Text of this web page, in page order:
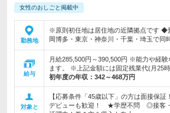
女性のおしごと掲載中
勤務地
※原則初任地は居住地の近隣拠点です ◆
岡博多・東京・神奈川・千葉・埼玉で同
給与
月給285,500円～390,500円 ※能力や経験
ます。 ※上記金額には固定残業代(月25
初年度の年収： 342～468万円
対象と
【応募条件「45歳以下」の方は面接保
デビューも歓迎！ ★学歴不問 ◎接客・